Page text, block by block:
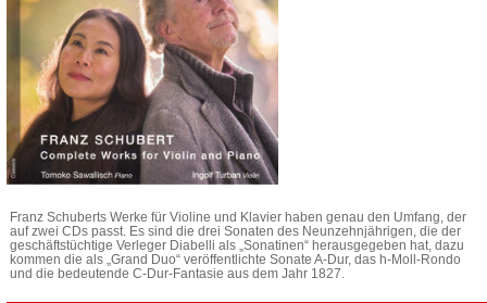
Franz Schuberts Werke für Violine und Klavier haben genau den Umfang, der
auf zwei CDs passt. Es sind die drei Sonaten des Neunzehnjährigen, die der
geschäftstüchtige Verleger Diabelli als „Sonatinen“ herausgegeben hat, dazu
kommen die als „Grand Duo“ veröffentlichte Sonate A-Dur, das h-Moll-Rondo
und die bedeutende C-Dur-Fantasie aus dem Jahr 1827.